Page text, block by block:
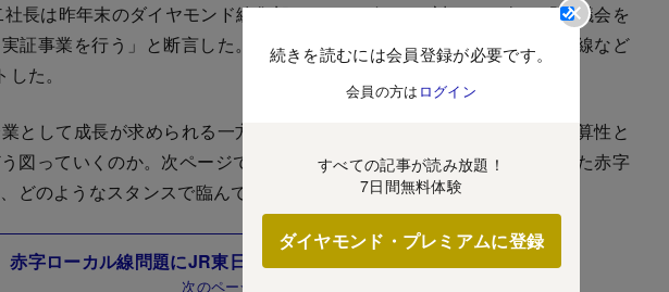
長は昨年末のダイヤモンド編集部のインタビューに対し、23年に「協議会を
証事業を行う」と断言した。そして、宣言通り今年に入って、久留里線など
た。
として成長が求められる一方、インフラ企業としての使命もある。採算性と
図っていくのか。次ページでは、JR東日本が、長年にわたり抱えてきた赤字
どのようなスタンスで臨んでいくのかを明らかにする。
赤字ローカル線問題にJR東日本はどう対応すべきか？
次のページ
続きを読むには会員登録が必要です。
会員の方は ログイン
すべての記事が読み放題！
7日間無料体験
ダイヤモンド・プレミアムに登録